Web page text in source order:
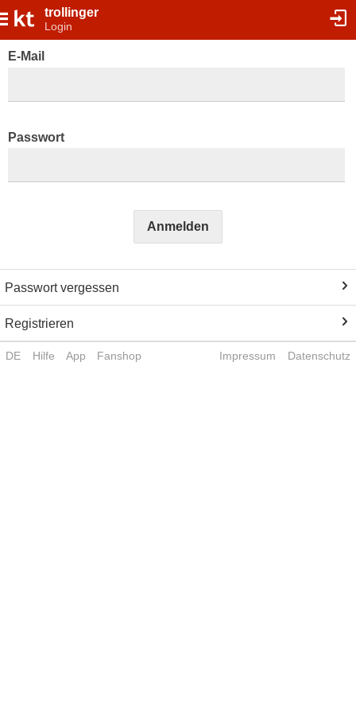
trollinger
Login
E-Mail
Passwort
Anmelden
Passwort vergessen
Registrieren
DE Hilfe App Fanshop Impressum Datenschutz